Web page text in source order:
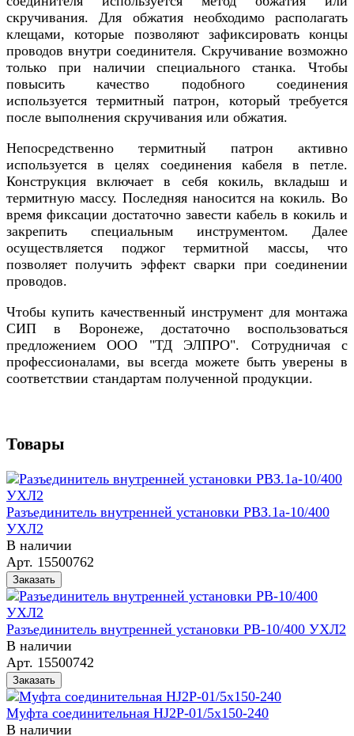
скручивания. Для обжатия необходимо располагать
клещами, которые позволяют зафиксировать концы
проводов внутри соединителя. Скручивание возможно
только при наличии специального станка. Чтобы
повысить качество подобного соединения
используется термитный патрон, который требуется
после выполнения скручивания или обжатия.
Непосредственно термитный патрон активно
используется в целях соединения кабеля в петле.
Конструкция включает в себя кокиль, вкладыш и
термитную массу. Последняя наносится на кокиль. Во
время фиксации достаточно завести кабель в кокиль и
закрепить специальным инструментом. Далее
осуществляется поджог термитной массы, что
позволяет получить эффект сварки при соединении
проводов.
Чтобы купить качественный инструмент для монтажа
СИП в Воронеже, достаточно воспользоваться
предложением ООО "ТД ЭЛПРО". Сотрудничая с
профессионалами, вы всегда можете быть уверены в
соответствии стандартам полученной продукции.
Товары
Разъединитель внутренней установки РВЗ.1а-10/400
УХЛ2
В наличии
Арт. 15500762
Заказать
Разъединитель внутренней установки РВ-10/400 УХЛ2
В наличии
Арт. 15500742
Заказать
Муфта соединительная HJ2P-01/5x150-240
В наличии